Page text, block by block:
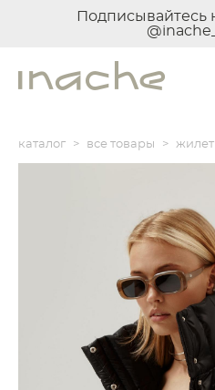
Подписывайтесь
каталог > все товары > жилет